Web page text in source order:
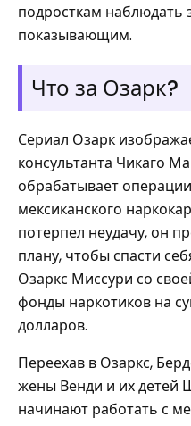
подросткам наблюдать
показывающим.
Что за Озарк?
Сериал Озарк
консультанта Чикаго
обрабатывает
мексиканского
потерпел неудачу, он
плану, чтобы спасти
Озаркс Миссури со
фонды наркотиков на
долларов.
Переехав в Озаркс,
жены Венди и их
начинают работать с